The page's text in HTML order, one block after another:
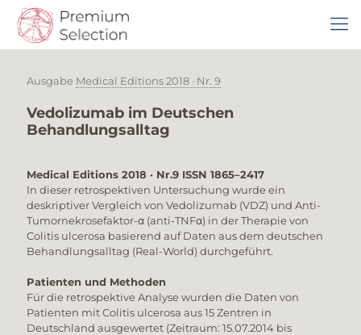
Ausgabe Medical Editions 2018 · Nr. 9
Vedolizumab im Deutschen
Behandlungsalltag
Medical Editions 2018 · Nr.9 ISSN 1865–2417
In dieser retrospektiven Untersuchung wurde ein
deskriptiver Vergleich von Vedolizumab (VDZ) und Anti-
Tumornekrosefaktor-α (anti-TNFα) in der Therapie von
Colitis ulcerosa basierend auf Daten aus dem deutschen
Behandlungsalltag (Real-World) durchgeführt.
Patienten und Methoden
Für die retrospektive Analyse wurden die Daten von
Patienten mit Colitis ulcerosa aus 15 Zentren in
Deutschland ausgewertet (Zeitraum: 15.07.2014 bis